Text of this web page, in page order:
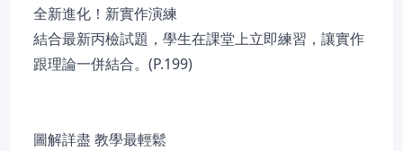
全新進化！新實作演練
結合最新丙檢試題，學生在課堂上立即練習，讓實作
跟理論一併結合。(P.199)
圖解詳盡 教學最輕鬆